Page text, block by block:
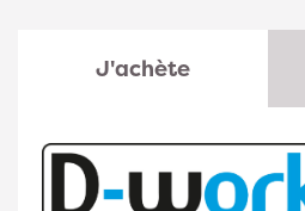
J'achète